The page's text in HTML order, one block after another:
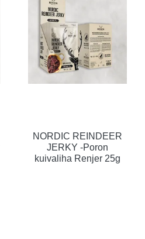
NORDIC REINDEER
JERKY -Poron
kuivaliha Renjer 25g